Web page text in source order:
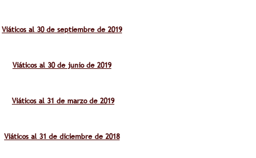
Viáticos al 30 de septiembre de 2019
Viáticos al 30 de junio de 2019
Viáticos al 31 de marzo de 2019
Viáticos al 31 de diciembre de 2018